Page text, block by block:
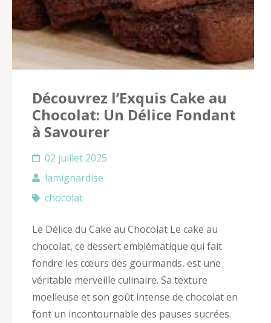
Découvrez l’Exquis Cake au
Chocolat: Un Délice Fondant
à Savourer
02 juillet 2025
lamignardise
chocolat
Le Délice du Cake au Chocolat Le cake au
chocolat, ce dessert emblématique qui fait
fondre les cœurs des gourmands, est une
véritable merveille culinaire. Sa texture
moelleuse et son goût intense de chocolat en
font un incontournable des pauses sucrées.